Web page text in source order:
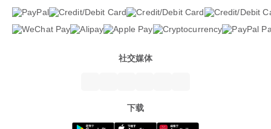
社交媒体
下载